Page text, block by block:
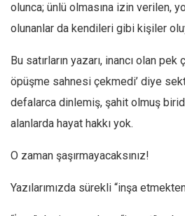
olunca; ünlü olmasına izin verilen,
olunanlar da kendileri gibi kişiler
Bu satırların yazarı, inancı olan pek
öpüşme sahnesi çekmedi’ diye
defalarca dinlemiş, şahit olmuş
alanlarda hayat hakkı yok.
O zaman şaşırmayacaksınız!
Yazılarımızda sürekli “inşa